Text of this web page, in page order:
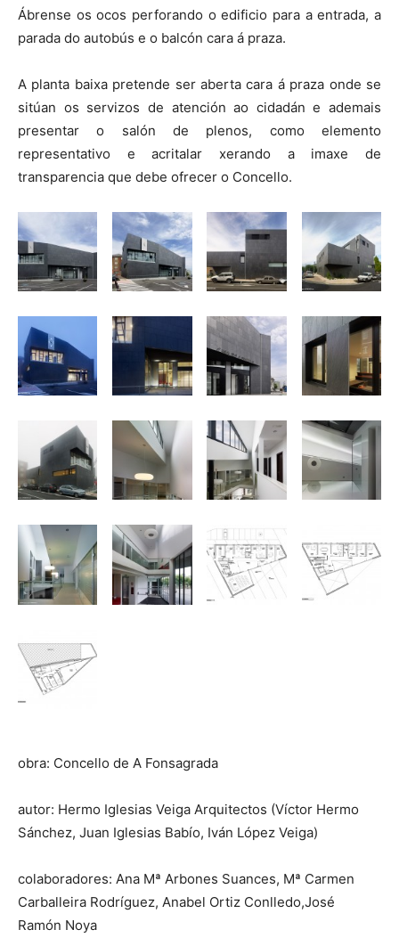
Ábrense os ocos perforando o edificio para a entrada, a
parada do autobús e o balcón cara á praza.
A planta baixa pretende ser aberta cara á praza onde se
sitúan os servizos de atención ao cidadán e ademais
presentar o salón de plenos, como elemento
representativo e acritalar xerando a imaxe de
transparencia que debe ofrecer o Concello.
obra: Concello de A Fonsagrada
autor: Hermo Iglesias Veiga Arquitectos (Víctor Hermo
Sánchez, Juan Iglesias Babío, Iván López Veiga)
colaboradores: Ana Mª Arbones Suances, Mª Carmen
Carballeira Rodríguez, Anabel Ortiz Conlledo,José
Ramón Noya